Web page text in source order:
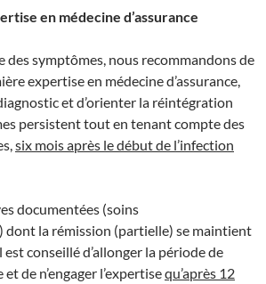
en médecine d’assurance
des symptômes, nous recommandons de
expertise en médecine d’assurance,
et d’orienter la réintégration
persistent tout en tenant compte des
six mois après le début de l’infection
documentées (soins
la rémission (partielle) se maintient
est conseillé d’allonger la période de
de n’engager l’expertisequ’après 12